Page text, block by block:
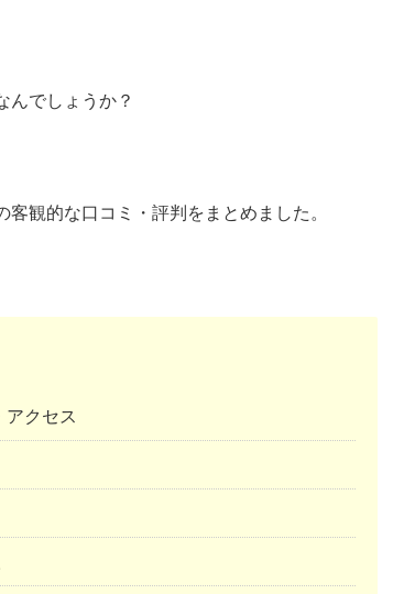
んでしょうか？
客観的な口コミ・評判をまとめました。
クセス